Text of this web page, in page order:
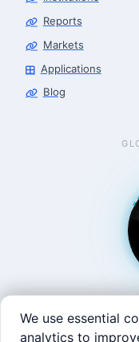
Reports
Markets
Applications
Blog
We use essential
analytics to